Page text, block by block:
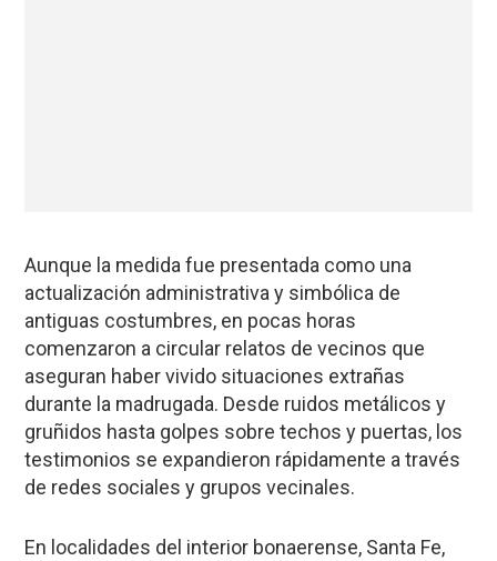
Aunque la medida fue presentada como una
actualización administrativa y simbólica de
antiguas costumbres, en pocas horas
comenzaron a circular relatos de vecinos que
aseguran haber vivido situaciones extrañas
durante la madrugada. Desde ruidos metálicos y
gruñidos hasta golpes sobre techos y puertas, los
testimonios se expandieron rápidamente a través
de redes sociales y grupos vecinales.
En localidades del interior bonaerense, Santa Fe,